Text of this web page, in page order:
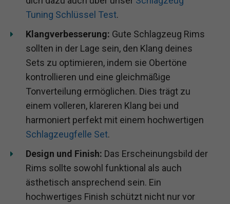
Tuning Schlüssel Test.
Klangverbesserung: Gute Schlagzeug Rims
sollten in der Lage sein, den Klang deines
Sets zu optimieren, indem sie Obertöne
kontrollieren und eine gleichmäßige
Tonverteilung ermöglichen. Dies trägt zu
einem volleren, klareren Klang bei und
harmoniert perfekt mit einem hochwertigen
Schlagzeugfelle Set.
Design und Finish: Das Erscheinungsbild der
Rims sollte sowohl funktional als auch
ästhetisch ansprechend sein. Ein
hochwertiges Finish schützt nicht nur vor